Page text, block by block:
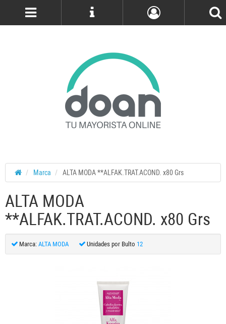
Marca ALTA MODA **ALFAK.TRAT.ACOND. x80 Grs
ALTA MODA
**ALFAK.TRAT.ACOND. x80 Grs
Marca: ALTA MODA Unidades por Bulto 12